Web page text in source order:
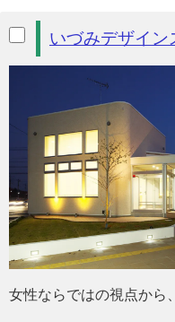
いづみデザイン
女性ならではの視点から